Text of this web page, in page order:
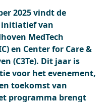
2025 vindt de
initiatief van
MedTech
en Center for Care &
(C3Te). Dit jaar is
voor het evenement,
toekomst van
programma brengt